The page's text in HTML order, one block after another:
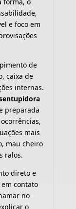
forma, o
e foco em
de
caixa de
internas.
preparada
mais
mau cheiro
ralos.
direto e
contato
no
o